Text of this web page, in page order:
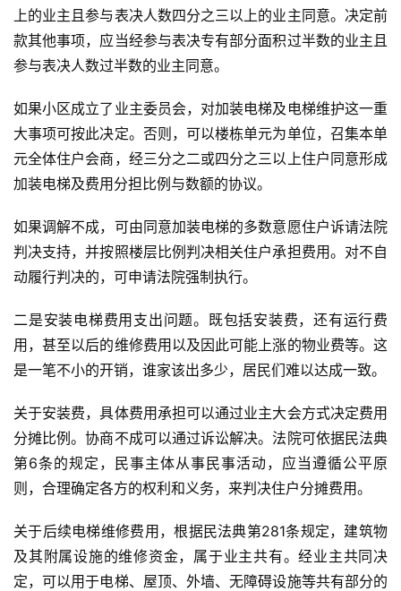
上的业主且参与表决人数四分之三以上的业主同意。决定前
款其他事项，应当经参与表决专有部分面积过半数的业主且
参与表决人数过半数的业主同意。
如果小区成立了业主委员会，对加装电梯及电梯维护这一重
大事项可按此决定。否则，可以楼栋单元为单位，召集本单
元全体住户会商，经三分之二或四分之三以上住户同意形成
加装电梯及费用分担比例与数额的协议。
如果调解不成，可由同意加装电梯的多数意愿住户诉请法院
判决支持，并按照楼层比例判决相关住户承担费用。对不自
动履行判决的，可申请法院强制执行。
二是安装电梯费用支出问题。既包括安装费，还有运行费
用，甚至以后的维修费用以及因此可能上涨的物业费等。这
是一笔不小的开销，谁家该出多少，居民们难以达成一致。
关于安装费，具体费用承担可以通过业主大会方式决定费用
分摊比例。协商不成可以通过诉讼解决。法院可依据民法典
第6条的规定，民事主体从事民事活动，应当遵循公平原
则，合理确定各方的权利和义务，来判决住户分摊费用。
关于后续电梯维修费用，根据民法典第281条规定，建筑物
及其附属设施的维修资金，属于业主共有。经业主共同决
定，可以用于电梯、屋顶、外墙、无障碍设施等共有部分的